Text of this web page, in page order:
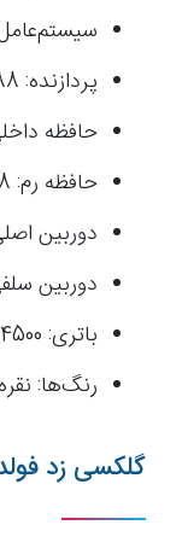
سیستم‌عامل:
پردازنده: Snapdragon 888
حافظه داخلی: 128-256
حافظه رم: 8-12 گیکابایت
دوربین اصلی:
دوربین سلفی: 16
باتری: 4500 میلی‌آمپر+شارژ سریع 65 وات
رنگ‌ها:
گلکسی زد فولد 2؛ خاص‌ترین